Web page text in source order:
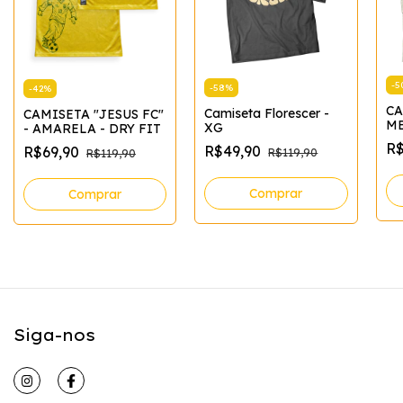
-42%
CAMISETA "JESUS FC"
- AMARELA - DRY FIT
R$69,90 R$119,90
Comprar
-58%
Camiseta Florescer -
XG
R$49,90 R$119,90
Comprar
-
Siga-nos